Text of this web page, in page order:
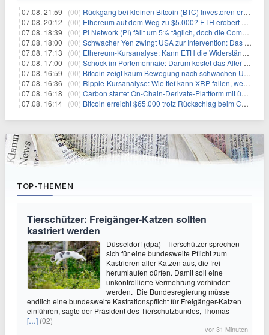
07.08. 21:59 | (00) Rückgang bei kleinen Bitcoin (BTC) Investoren erreicht Höchststand seit Dezember 2024
07.08. 20:12 | (00) Ethereum auf dem Weg zu $5.000? ETH erobert wichtige Marke zurück, während Institutionen weiter akkumulieren
07.08. 18:39 | (00) Pi Network (PI) fällt um 5% täglich, doch die Community bleibt optimistisch
07.08. 18:00 | (00) Schwacher Yen zwingt USA zur Intervention: Das größte Risiko seit 15 Jahren
07.08. 17:13 | (00) Ethereum-Kursanalyse: Kann ETH die Widerstände der gleitenden Durchschnitte überwinden?
07.08. 17:00 | (00) Schock im Portemonnaie: Darum kostet das Alter deutlich mehr als Sie denken
07.08. 16:59 | (00) Bitcoin zeigt kaum Bewegung nach schwachen US-Arbeitsmarktdaten, Fed-Zinserhöhungschancen sinken auf 44%
07.08. 16:36 | (00) Ripple-Kursanalyse: Wie tief kann XRP fallen, wenn die $1-Unterstützung am Wochenende verloren geht?
07.08. 16:18 | (00) Carbon startet On-Chain-Derivate-Plattform mit über 950 Märkten in einem Konto
07.08. 16:14 | (00) Bitcoin erreicht $65.000 trotz Rückschlag beim CLARITY Act und fehlendem US-Iran-Abkommen
TOP-THEMEN
Tierschützer: Freigänger-Katzen sollten
kastriert werden
Düsseldorf (dpa) - Tierschützer sprechen
sich für eine bundesweite Pflicht zum
Kastrieren aller Katzen aus, die frei
herumlaufen dürfen. Damit soll eine
unkontrollierte Vermehrung verhindert
werden. Die Bundesregierung müsse
endlich eine bundesweite Kastrationspflicht für Freigänger-Katzen
einführen, sagte der Präsident des Tierschutzbundes, Thomas
[…] (02)
vor 31 Minuten